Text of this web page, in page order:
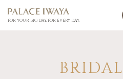
FOR YOUR BIG DAY. FOR EVERY DAY.